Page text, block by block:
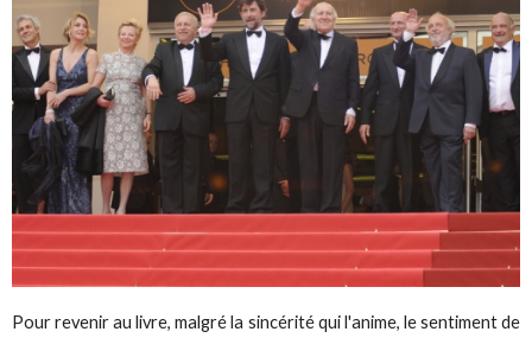
Pour revenir au livre, malgré la sincérité qui l'anime, le sentiment de